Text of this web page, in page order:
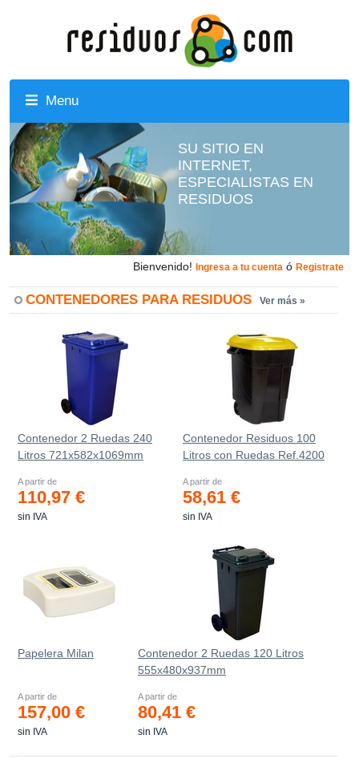
Menu
SU SITIO EN
INTERNET,
ESPECIALISTAS EN
RESIDUOS
Bienvenido! Ingresa a tu cuenta ó Registrate
CONTENEDORES PARA RESIDUOS Ver más »
Contenedor 2 Ruedas 240
Litros 721х582х1069mm
A partir de
110,97 €
sin IVA
Contenedor Residuos 100
Litros con Ruedas Ref.4200
A partir de
58,61 €
sin IVA
Papelera Milan
A partir de
157,00 €
sin IVA
Contenedor 2 Ruedas 120 Litros
555х480х937mm
A partir de
80,41 €
sin IVA